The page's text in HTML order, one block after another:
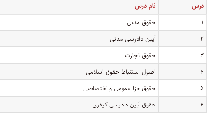
درس
نام درس
۱
حقوق مدنی
۲
آیین دادرسی مدنی
۳
حقوق تجارت
۴
اصول استنباط حقوق اسلامی
۵
حقوق جزا عمومی و اختصاصی
۶
حقوق آیین دادرسی کیفری